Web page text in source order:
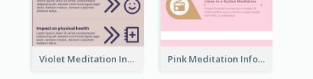
Violet Meditation Infographic Pink Meditation Infographic